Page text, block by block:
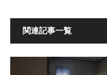
関連記事一覧